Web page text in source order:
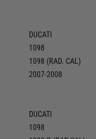
DUCATI
1098
1098 (RAD. CAL)
2007-2008
DUCATI
1098